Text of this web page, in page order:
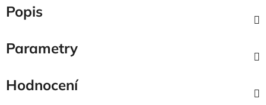
Popis
Parametry
Hodnocení